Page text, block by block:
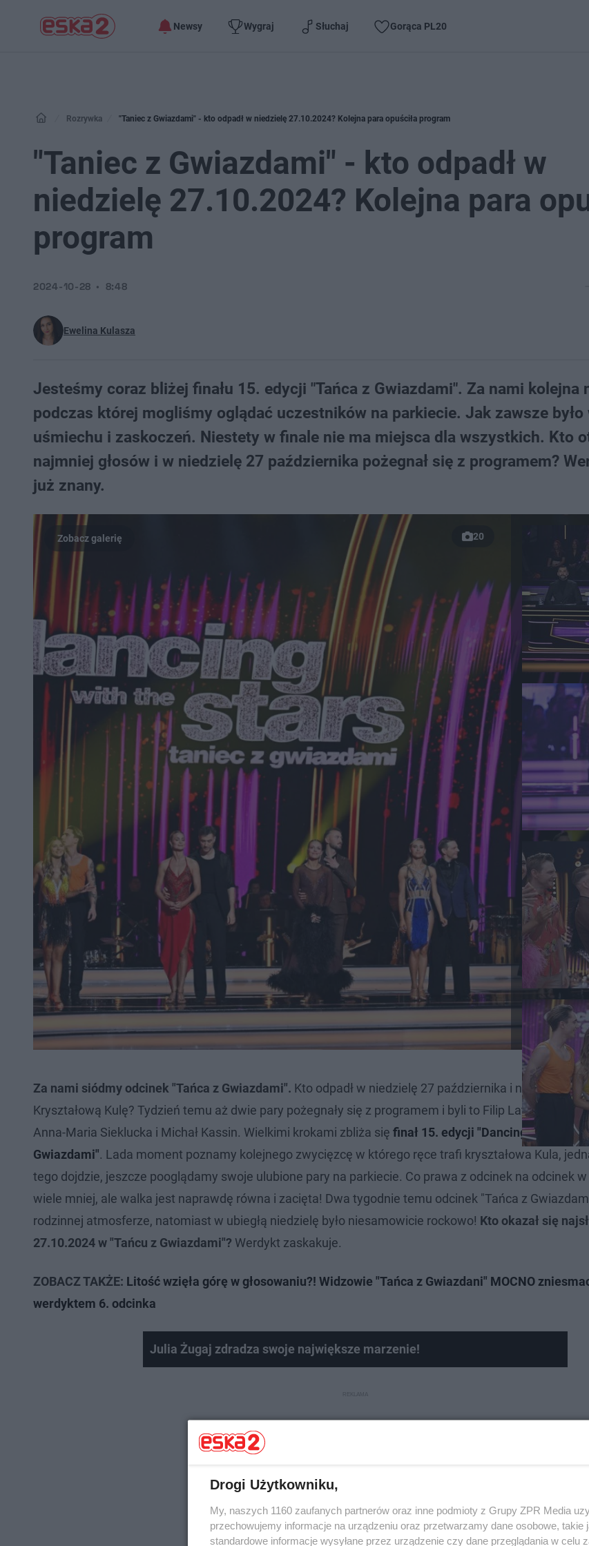
Newsy Wygraj Słuchaj Gorąca PL20
Rozrywka "Taniec z Gwiazdami" - kto odpadł w niedzielę 27.10.2024? Kolejna para opuściła program
"Taniec z Gwiazdami" - kto odpadł w
niedzielę 27.10.2024? Kolejna para
program
Ewelina Kulasza
2024-10-28 8:48
Jesteśmy coraz bliżej finału 15. edycji "Tańca z Gwiazdami". Za nami kolejna
podczas której mogliśmy oglądać uczestników na parkiecie. Jak zawsze było
uśmiechu i zaskoczeń. Niestety w finale nie ma miejsca dla wszystkich. Kto
najmniej głosów i w niedzielę 27 października pożegnał się z programem?
już znany.
20
Za nami siódmy odcinek "Tańca z Gwiazdami". Kto odpadł w niedzielę 27 października i nie zawalczy
Kryształową Kulę? Tydzień temu aż dwie pary pożegnały się z programem i byli to Filip Lato i Julia
Anna-Maria Sieklucka i Michał Kassin. Wielkimi krokami zbliża się finał 15. edycji "Dancing with the
Gwiazdami". Lada moment poznamy kolejnego zwycięzcę w którego ręce trafi kryształowa Kula,
tego dojdzie, jeszcze pooglądamy swoje ulubione pary na parkiecie. Co prawa z odcinek na odcinek
wiele mniej, ale walka jest naprawdę równa i zacięta! Dwa tygodnie temu odcinek "Tańca z
rodzinnej atmosferze, natomiast w ubiegłą niedzielę było niesamowicie rockowo! Kto okazał się
27.10.2024 w "Tańcu z Gwiazdami"? Werdykt zaskakuje.
ZOBACZ TAKŻE: Litość wzięła górę w głosowaniu?! Widzowie "Tańca z Gwiazdani" MOCNO
werdyktem 6. odcinka
Julia Żugaj zdradza swoje największe marzenie!
Drogi Użytkowniku,
My, naszych 1160 zaufanych partnerów oraz inne podmioty z Grupy ZPR Media
przechowujemy informacje na urządzeniu oraz przetwarzamy dane osobowe, takie
standardowe informacje wysyłane przez urządzenie czy dane przeglądania w celu